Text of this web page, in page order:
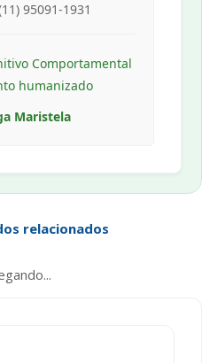
95091-1931
Comportamental
humanizado
Maristela
relacionados